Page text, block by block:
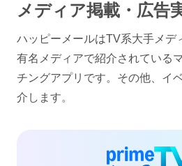
メディア掲載・広告
ハッピーメールはTV系大手メデ
有名メディアで紹介されている
チングアプリです。その他、イ
介します。